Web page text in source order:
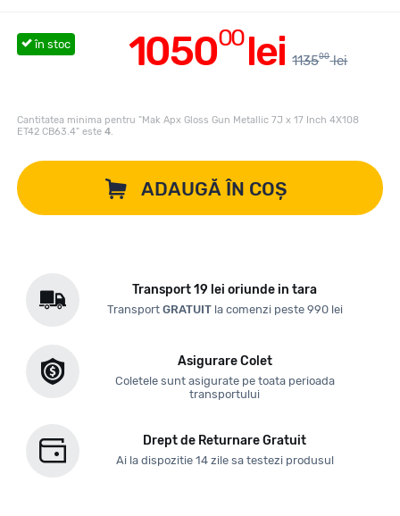
105000lei 113500 lei
în stoc
Cantitatea minima pentru "Mak Apx Gloss Gun Metallic 7J x 17 Inch 4X108
ET42 CB63.4" este 4.
ADAUGĂ ÎN COȘ
Transport 19 lei oriunde in tara
Transport GRATUITla comenzi peste 990 lei
Asigurare Colet
Coletele sunt asigurate pe toata perioada
transportului
Drept de Returnare Gratuit
Ai la dispozitie 14 zile sa testezi produsul